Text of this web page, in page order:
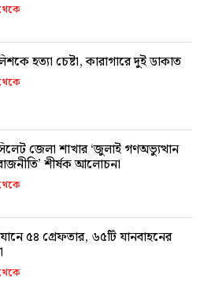
হত্যা চেষ্টা, কারাগারে দুই ডাকাত
জেলা শাখার ‘জুলাই গণঅভ্যুত্থান
শীর্ষক আলোচনা
৫৪ গ্রেফতার, ৬৫টি যানবাহনের